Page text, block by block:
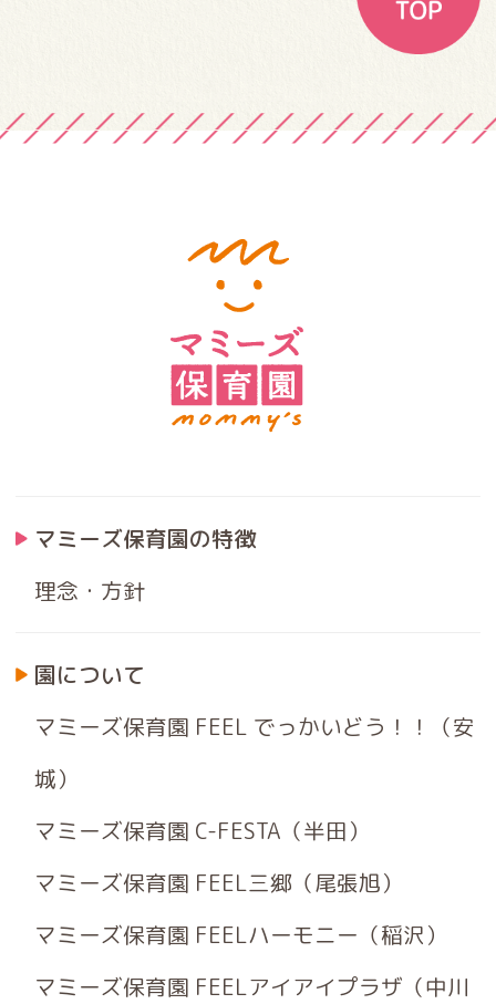
マミーズ保育園の特徴
理念・方針
園について
マミーズ保育園 FEEL でっかいどう！！（安
城）
マミーズ保育園 C-FESTA（半田）
マミーズ保育園 FEEL三郷（尾張旭）
マミーズ保育園 FEELハーモニー（稲沢）
マミーズ保育園 FEELアイアイプラザ（中川